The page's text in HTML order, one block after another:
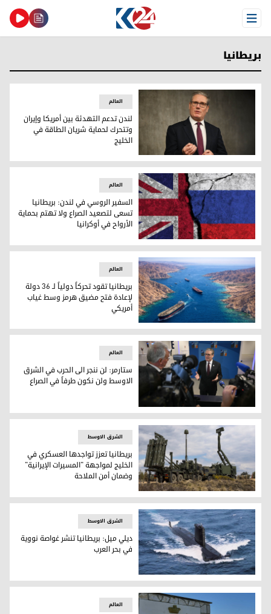
Open Menu
بريطانيا
لندن تدعم التهدئة بين أمريكا وإيران وتتحرك لحماية شريان
العالم
لندن تدعم التهدئة بين أمريكا وإيران
وتتحرك لحماية شريان الطاقة في
الخليج
السفير الروسي في لندن: بريطانيا تسعى لتصعيد الصراع ولا
العالم
السفير الروسي في لندن: بريطانيا
تسعى لتصعيد الصراع ولا تهتم بحماية
الأرواح في أوكرانيا
بريطانيا تقود تحركاً دولياً لـ 36 دولة لإعادة فتح مضيق هرمز وسط غياب أمريكي
العالم
بريطانيا تقود تحركاً دولياً لـ 36 دولة
لإعادة فتح مضيق هرمز وسط غياب
أمريكي
ستارمر: لن ننجر الى الحرب في الشرق الاوسط ولن نكون طرفاً
العالم
ستارمر: لن ننجر الى الحرب في الشرق
الاوسط ولن نكون طرفاً في الصراع
بريطانيا تعزز تواجدها العسكري في الخليج لمواجهة "المسيرات
الشرق الاوسط
بريطانيا تعزز تواجدها العسكري في
الخليج لمواجهة "المسيرات الإيرانية"
وضمان أمن الملاحة
ديلي ميل: بريطانيا تنشر غواصة نووية في بحر العرب
الشرق الاوسط
ديلي ميل: بريطانيا تنشر غواصة نووية
في بحر العرب
العالم